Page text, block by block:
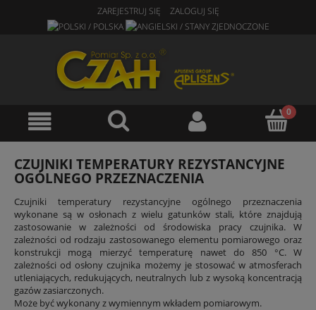
ZAREJESTRUJ SIĘ ZALOGUJ SIĘ
CZUJNIKI TEMPERATURY REZYSTANCYJNE
OGÓLNEGO PRZEZNACZENIA
Czujniki temperatury rezystancyjne ogólnego przeznaczenia
wykonane są w osłonach z wielu gatunków stali, które znajdują
zastosowanie w zależności od środowiska pracy czujnika. W
zależności od rodzaju zastosowanego elementu pomiarowego oraz
konstrukcji mogą mierzyć temperaturę nawet do 850 °C. W
zależności od osłony czujnika możemy je stosować w atmosferach
utleniających, redukujących, neutralnych lub z wysoką koncentracją
gazów zasiarczonych.
Może być wykonany z wymiennym wkładem pomiarowym.